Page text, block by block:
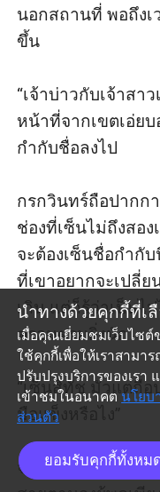
นำทางด้วยคุกกี้ที่เ
เมื่อคุณเยี่ยมชมเว็บไซต์
ใช้คุกกี้เพื่อให้เราสามา
ปรับปรุงบริการของเรา
เข้าชมในอนาคต นโยบ
ส่วนตัว
ยอมรับคุกกี้ทั้งหม
นอกสถานที่ พอถึง
ขึ้น
“เจ้าบ่าวกับเจ้าสา
หน้าที่จากเขตเอ่ยบ
กำกับชื่อลงไป
กรกวินทร์ถือปากก
ช่องที่เซ็นไม่ถึงสอ
จะต้องเซ็นชื่อกำกั
ที่เขาอยากจะเปลี่
เกิน แต่ก็รู้ว่าเป็นไ
ตรอมตรมยิ่งนัก
“เซ็นสิทัช มัวแต่ถือ
มือแข็งหรือไง”
จอมบงการกระตุ้น